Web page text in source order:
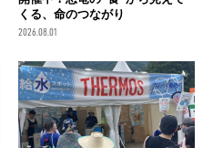
くる、命のつながり
2026.08.01